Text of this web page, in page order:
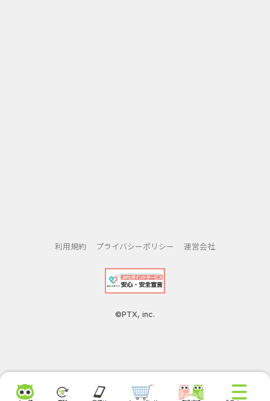
お気に入りに登録したお店のチラシやセール情報などのお買
い得情報が見られます。
スーパーやドラッグストア、ファッションなどカテゴリ別で
利用規約 プライバシーポリシー 運営会社
©PTX, inc.